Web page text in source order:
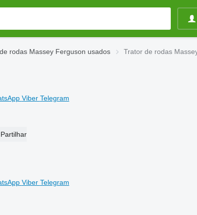
rodas Massey Ferguson usados Trator de rodas
Viber Telegram
Partilhar
Viber Telegram